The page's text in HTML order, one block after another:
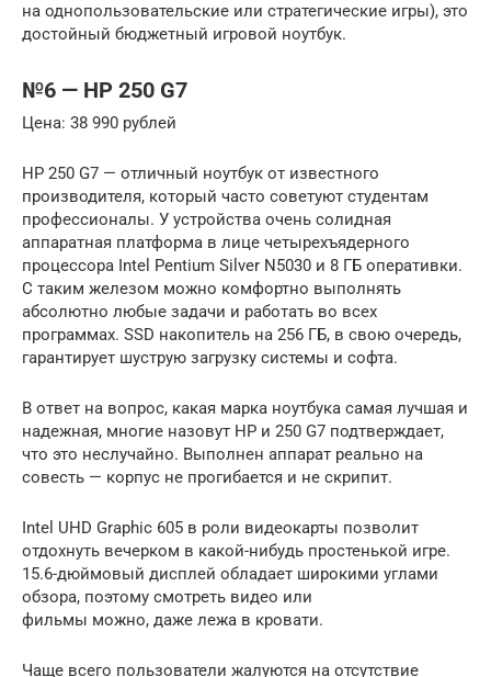
на однопользовательские или стратегические игры), это
достойный бюджетный игровой ноутбук.
№6 — HP 250 G7
Цена: 38 990 рублей
HP 250 G7 — отличный ноутбук от известного
производителя, который часто советуют студентам
профессионалы. У устройства очень солидная
аппаратная платформа в лице четырехъядерного
процессора Intel Pentium Silver N5030 и 8 ГБ оперативки.
С таким железом можно комфортно выполнять
абсолютно любые задачи и работать во всех
программах. SSD накопитель на 256 ГБ, в свою очередь,
гарантирует шуструю загрузку системы и софта.
В ответ на вопрос, какая марка ноутбука самая лучшая и
надежная, многие назовут HP и 250 G7 подтверждает,
что это неслучайно. Выполнен аппарат реально на
совесть — корпус не прогибается и не скрипит.
Intel UHD Graphic 605 в роли видеокарты позволит
отдохнуть вечерком в какой-нибудь простенькой игре.
15.6-дюймовый дисплей обладает широкими углами
обзора, поэтому смотреть видео или
фильмы можно, даже лежа в кровати.
Чаще всего пользователи жалуются на отсутствие